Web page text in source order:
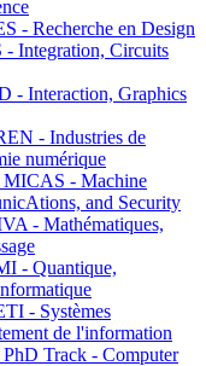
- Recherche en Design
Integration, Circuits
- Interaction, Graphics
- Industries de
numérique
- Machine
and Security
- Mathématiques,
- Quantique,
- Systèmes
de l'information
Track - Computer